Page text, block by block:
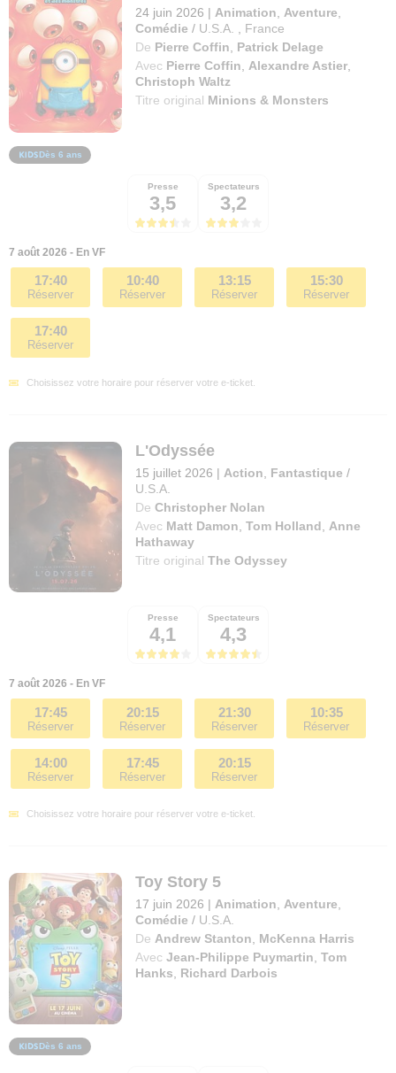
24 juin 2026 | Animation Aventure
Comédie / U.S.A.
France
De Pierre Coffin
Patrick Delage
Avec Pierre Coffin Alexandre Astier
Christoph Waltz
Titre original Minions & Monsters
Dès 6 ans
Presse
3,5
Spectateurs
3,2
7 août 2026 - En VF
17:40
Réserver
10:40
Réserver
13:15
Réserver
15:30
Réserver
17:40
Réserver
Choisissez votre horaire pour réserver votre e-ticket.
L'Odyssée
15 juillet 2026 | Action Fantastique /
U.S.A.
De Christopher Nolan
Avec Matt Damon ,Tom Holland
Anne
Hathaway
Titre originalThe Odyssey
Presse
4,1
Spectateurs
4,3
7 août 2026 - En VF
17:45
Réserver
20:15
Réserver
21:30
Réserver
10:35
Réserver
14:00
Réserver
17:45
Réserver
20:15
Réserver
Choisissez votre horaire pour réserver votre e-ticket.
Toy Story 5
17 juin 2026 | Animation Aventure
Comédie / U.S.A.
De Andrew Stanton
McKenna Harris
Avec Jean-Philippe Puymartin ,Tom
Hanks
Richard Darbois
Dès 6 ans